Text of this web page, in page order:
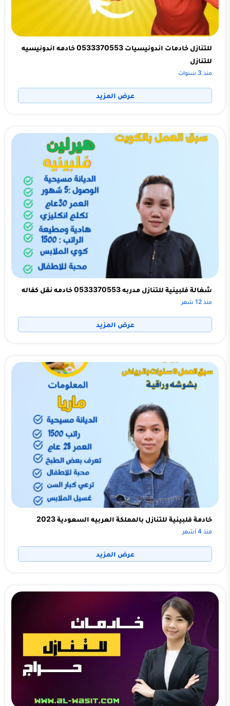
للتنازل خادمات اندونيسيات 0533370553 خادمه اندونيسيه
للتنازل
منذ 3 سنوات
عرض المزيد
شغالة فلبينية للتنازل مدربه 0533370553 خادمه نقل كفاله
منذ 12 شهر
عرض المزيد
خادمة فلبينية للتنازل بالمملكة العربيه السعودية 2023
منذ 4 أشهر
عرض المزيد